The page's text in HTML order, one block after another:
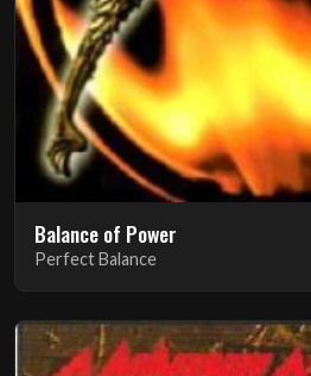
Balance of Power
Perfect Balance